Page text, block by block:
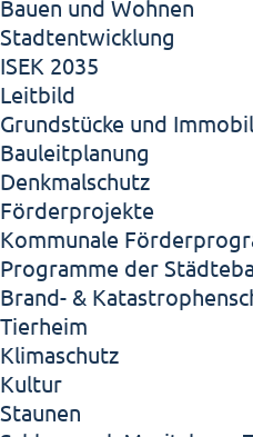
Bauen und Wohnen
Stadtentwicklung
ISEK 2035
Leitbild
Grundstücke und
Bauleitplanung
Denkmalschutz
Förderprojekte
Kommunale
Programme der
Brand- &
Tierheim
Klimaschutz
Kultur
Staunen